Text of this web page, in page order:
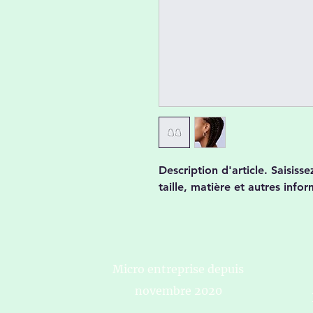
Description d'article.
taille, matière et autres
Micro entreprise depuis
novembre 2020